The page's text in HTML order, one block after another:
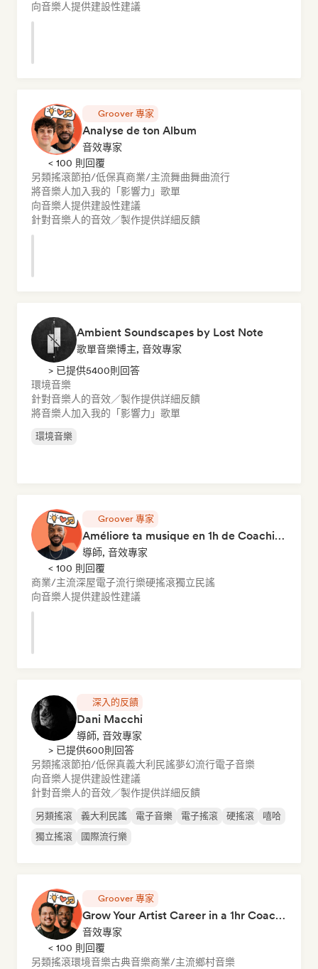
向音樂人提供建設性建議
Groover 專家
Analyse de ton Album
音效專家
< 100 則回覆
另類搖滾節拍/低保真商業/主流舞曲舞曲流行
將音樂人加入我的「影響力」歌單
向音樂人提供建設性建議
針對音樂人的音效／製作提供詳細反饋
Ambient Soundscapes by Lost Note
歌單音樂博主, 音效專家
> 已提供5400則回答
環境音樂
針對音樂人的音效／製作提供詳細反饋
將音樂人加入我的「影響力」歌單
環境音樂
Groover 專家
Améliore ta musique en 1h de Coaching
導師, 音效專家
< 100 則回覆
商業/主流深屋電子流行樂硬搖滾獨立民謠
向音樂人提供建設性建議
深入的反饋
Dani Macchi
導師, 音效專家
> 已提供600則回答
另類搖滾節拍/低保真義大利民謠夢幻流行電子音樂
向音樂人提供建設性建議
針對音樂人的音效／製作提供詳細反饋
另類搖滾 義大利民謠 電子音樂 電子搖滾 硬搖滾
嘻哈
獨立搖滾
國際流行樂
Groover 專家
Grow Your Artist Career in a 1hr Coaching Session
音效專家
< 100 則回覆
另類搖滾環境音樂古典音樂商業/主流鄉村音樂